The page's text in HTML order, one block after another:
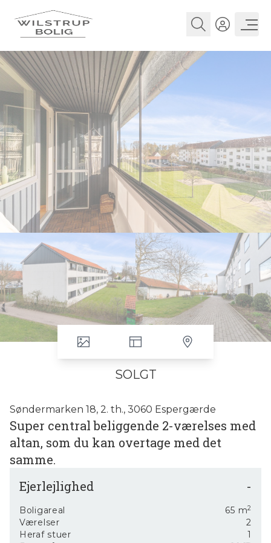
SOLGT
Søndermarken 18, 2. th., 3060 Espergærde
Super central beliggende 2-værelses med
altan, som du kan overtage med det
samme.
du/I chancen for at købe en lys og dejlig lejlighed beliggende i en
”facade/vindueslån”, hvorfor at den månedlige ejerudgift er
forholdsvis lav.
Ejerlejlighed -
Boligareal 65 m2
Værelser
2
Heraf stuer
1